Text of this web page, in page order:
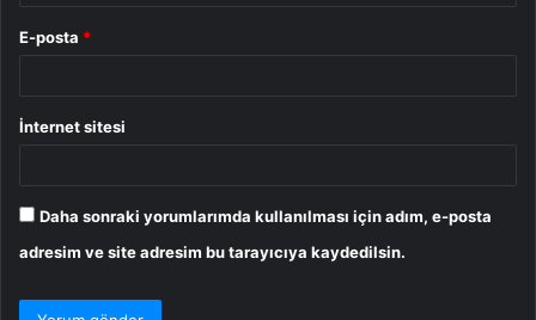
E-posta *
İnternet sitesi
Daha sonraki yorumlarımda kullanılması için adım, e-posta
adresim ve site adresim bu tarayıcıya kaydedilsin.